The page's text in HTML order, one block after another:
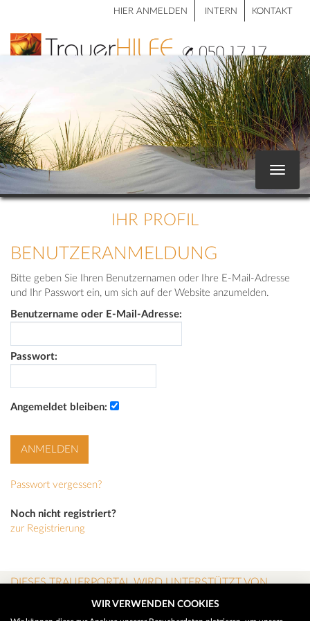
HIER ANMELDEN INTERN KONTAKT
Toggle
IHR PROFIL
BENUTZERANMELDUNG
Bitte geben Sie Ihren Benutzernamen oder Ihre E-Mail-Adresse
und Ihr Passwort ein, um sich auf der Website anzumelden.
Benutzername oder E-Mail-Adresse:
Passwort:
Angemeldet bleiben:
Passwort vergessen?
Noch nicht registriert?
zur Registrierung
DIESES TRAUERPORTAL WIRD UNTERSTÜTZT VON
WIR VERWENDEN COOKIES